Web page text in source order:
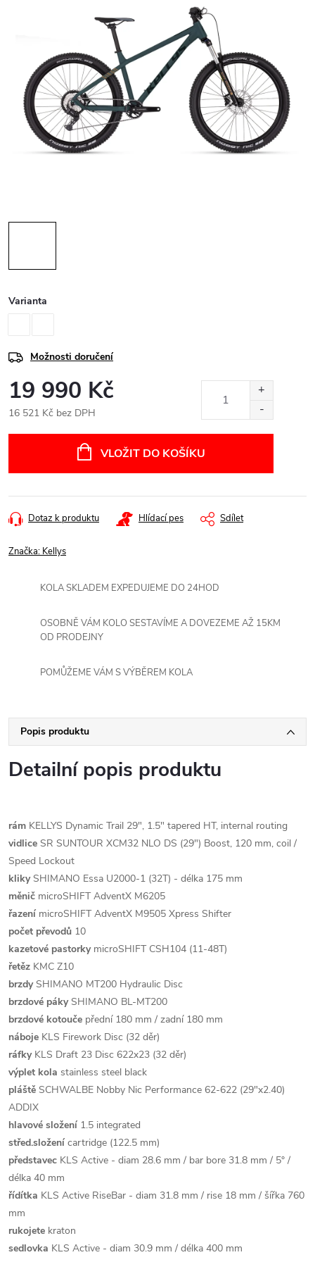
Varianta
Možnosti doručení
19 990 Kč
16 521 Kč bez DPH
VLOŽIT DO KOŠÍKU
Dotaz k produktu Hlídací pes Sdílet
Značka: Kellys
KOLA SKLADEM EXPEDUJEME DO 24HOD
OSOBNĚ VÁM KOLO SESTAVÍME A DOVEZEME AŽ 15KM
OD PRODEJNY
POMŮŽEME VÁM S VÝBĚREM KOLA
Popis produktu
Detailní popis produktu
rám KELLYS Dynamic Trail 29", 1.5" tapered HT, internal routing
vidlice SR SUNTOUR XCM32 NLO DS (29") Boost, 120 mm, coil /
Speed Lockout
klikySHIMANO Essa U2000-1 (32T) - délka 175 mm
měnič microSHIFT AdventX M6205
řazení microSHIFT AdventX M9505 Xpress Shifter
počet převodů 10
kazetové pastorkymicroSHIFT CSH104 (11-48T)
řetěz KMC Z10
brzdySHIMANO MT200 Hydraulic Disc
brzdové pákySHIMANO BL-MT200
brzdové kotouče přední 180 mm / zadní 180 mm
náboje KLS Firework Disc (32 děr)
ráfkyKLS Draft 23 Disc 622x23 (32 děr)
výplet kola stainless steel black
pláště SCHWALBE Nobby Nic Performance 62-622 (29"x2.40)
ADDIX
hlavové složení 1.5 integrated
střed.složení cartridge (122.5 mm)
představec KLS Active - diam 28.6 mm / bar bore 31.8 mm / 5° /
délka 40 mm
řídítka KLS Active RiseBar - diam 31.8 mm / rise 18 mm / šířka 760
mm
rukojete kraton
sedlovka KLS Active - diam 30.9 mm / délka 400 mm